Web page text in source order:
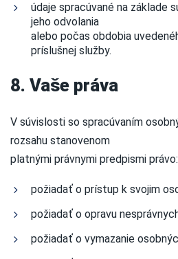
údaje spracúvané na základe
jeho odvolania
alebo počas obdobia
príslušnej služby.
8. Vaše práva
V súvislosti so spracúvaním
rozsahu stanovenom
platnými právnymi predpismi právo:
požiadať o prístup k svojim
požiadať o opravu
požiadať o vymazanie